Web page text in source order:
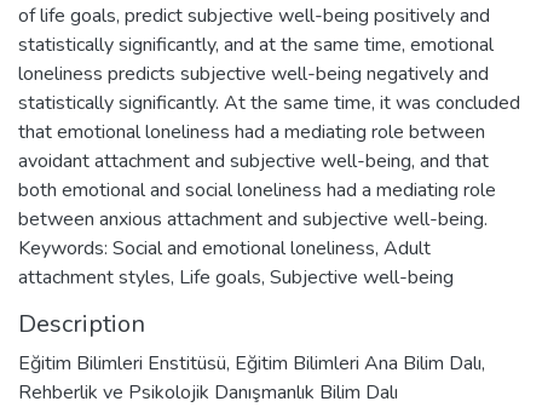
of life goals, predict subjective well-being positively and
statistically significantly, and at the same time, emotional
loneliness predicts subjective well-being negatively and
statistically significantly. At the same time, it was concluded
that emotional loneliness had a mediating role between
avoidant attachment and subjective well-being, and that
both emotional and social loneliness had a mediating role
between anxious attachment and subjective well-being.
Keywords: Social and emotional loneliness, Adult
attachment styles, Life goals, Subjective well-being
Description
Eğitim Bilimleri Enstitüsü, Eğitim Bilimleri Ana Bilim Dalı,
Rehberlik ve Psikolojik Danışmanlık Bilim Dalı